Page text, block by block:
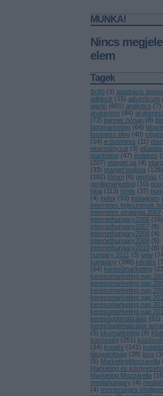
MUNKA!
Nincs
elem
Tagek
8x80 (3) adatbázis
adblock (15) adverticum (
ajánló (601) analytics (7)
arukereso (84)
(72) banner hónap (8)
blogmarketing (64)
business blog (40)
(14) e-business (11)
ekormányzat (3) előadás
marketing (47) érdekes (
(207) etarget qa (4)
(33) etarget toplista (128)
(182) fórum (6) gépház (
gerillamarketing (10)
hiba (113) hírek (37)
(4) index (33) instagram (
internetes fejlesztések
internetes stratégia 2007
internethungary2006 (16)
internethungary2007 (6)
internethungary2008 (4)
internethungary2009 (5)
internethungary2010 (6)
hungary 2011 (3) iwiw (
kampány (398) kérdés (7
(64) keresőmarketing (
keresomarketing nap
keresomarketing nap
keresomarketing nap
keresomarketing nap
keresomarketing nap
keresomarketing nap
keresőoptimalizálás (51)
keresőoptimalizálás
(5) kkvmarketing (9) Klub
közösség (251)
(34) kreatív (141) kutatás
látogatottság (28) laza (
(5) MarketingMozzarella (
Marketing és
Marketing Mozzarella (15
mediahungary (4)
(4) mesterséges